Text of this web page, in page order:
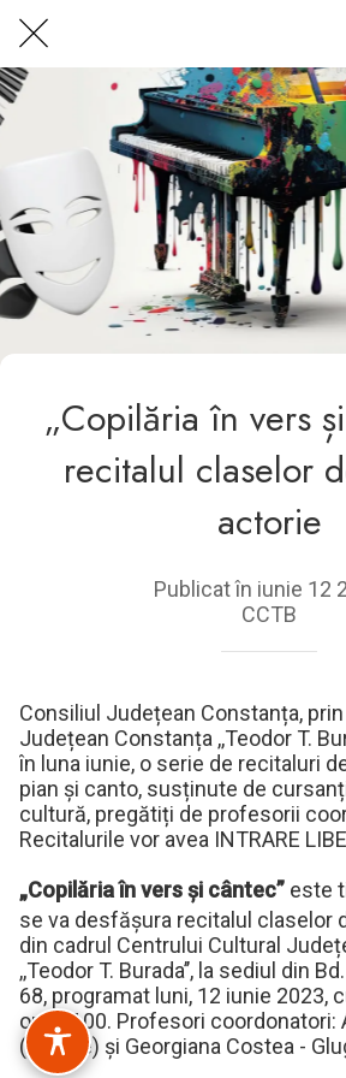
„Copilăria în vers
recitalul claselor
actorie
Publicat în iunie 12
CCTB
Consiliul Județean Constanța,
Județean Constanța ,,Teodor T.
în luna iunie, o serie de recitaluri
pian și canto, susținute de
cultură, pregătiți de profesorii
Recitalurile vor avea INTRARE
„Copilăria în vers și cântec” este
se va desfășura recitalul claselor
din cadrul Centrului Cultural
,,Teodor T. Burada’’, la sediul din
68, programat luni, 12 iunie 2023,
ora 17.00. Profesori coordonatori:
(actorie) și Georgiana Costea -
Centrul Burada 🇷🇴 🇬🇧 🇫🇷
Asistentul Centrului Cultural Teodor T.